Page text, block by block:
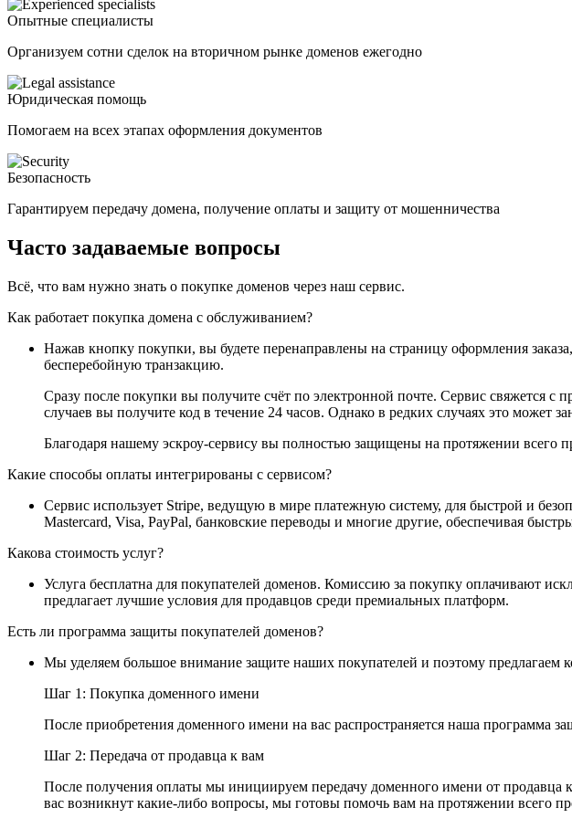
Опытные специалисты
Организуем сотни сделок на вторичном рынке доменов ежегодно
Юридическая помощь
Помогаем на всех этапах оформления документов
Безопасность
Гарантируем передачу домена, получение оплаты и защиту от мошенничества
Часто задаваемые вопросы
Всё, что вам нужно знать о покупке доменов через наш сервис.
Как работает покупка домена с обслуживанием?
Нажав кнопку покупки, вы будете перенаправлены на страницу оформления
бесперебойную транзакцию.
Сразу после покупки вы получите счёт по электронной почте. Сервис свяжется
случаев вы получите код в течение 24 часов. Однако в редких случаях это может
Благодаря нашему эскроу-сервису вы полностью защищены на протяжении всего
Какие способы оплаты интегрированы с сервисом?
Сервис использует Stripe, ведущую в мире платежную систему, для быстрой и
Mastercard, Visa, PayPal, банковские переводы и многие другие, обеспечивая
Какова стоимость услуг?
Услуга бесплатна для покупателей доменов. Комиссию за покупку оплачивают
предлагает лучшие условия для продавцов среди премиальных платформ.
Есть ли программа защиты покупателей доменов?
Мы уделяем большое внимание защите наших покупателей и поэтому предлагаем
Шаг 1: Покупка доменного имени
После приобретения доменного имени на вас распространяется наша
Шаг 2: Передача от продавца к вам
После получения оплаты мы инициируем передачу доменного имени от
вас возникнут какие-либо вопросы, мы готовы помочь вам на протяжении всего